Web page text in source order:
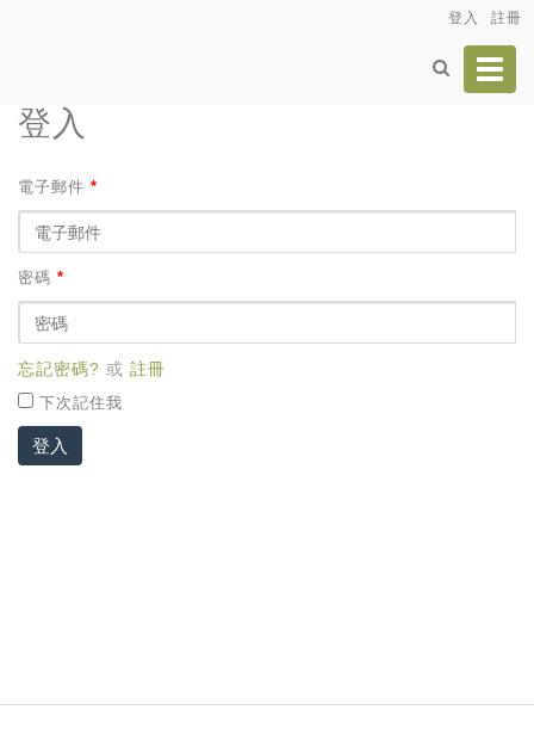
登入 註冊
登入
電子郵件 *
密碼 *
忘記密碼? 或 註冊
下次記住我
登入